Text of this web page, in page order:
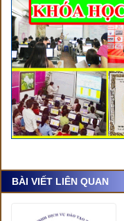
BÀI VIẾT LIÊN QUAN